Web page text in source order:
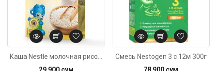
Смесь Nestogen 3 с 12м 300г